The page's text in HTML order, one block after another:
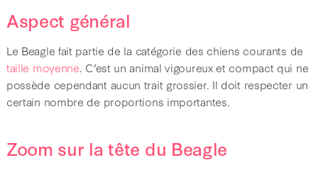
Aspect général
Le Beagle fait partie de la catégorie des chiens courants de
taille moyenne. C’est un animal vigoureux et compact qui ne
possède cependant aucun trait grossier. Il doit respecter un
certain nombre de proportions importantes.
Zoom sur la tête du Beagle